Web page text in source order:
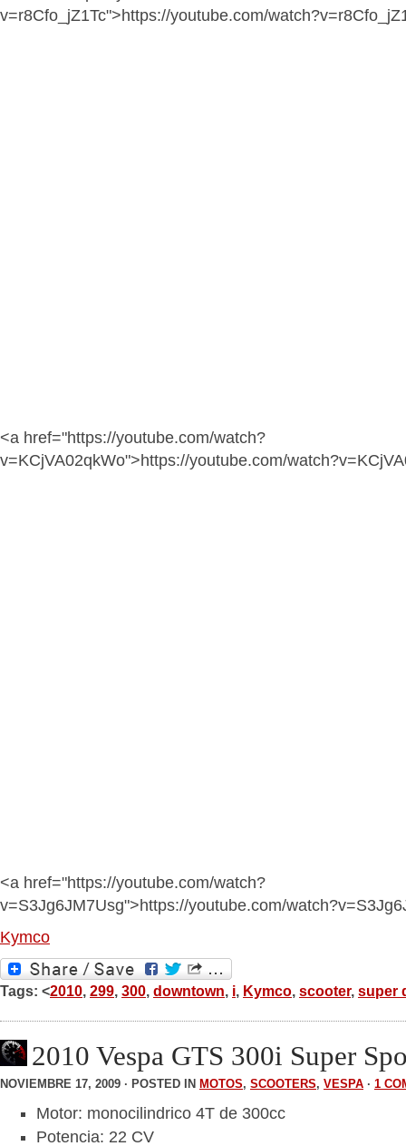
v=r8Cfo_jZ1Tc">https://youtube.com/
<a href="https://youtube.com/watch?
v=KCjVA02qkWo">https://youtube.com/
<a href="https://youtube.com/watch?
v=S3Jg6JM7Usg">https://youtube.com/
Kymco
Tags: <2010, 299, 300, downtown, i, Kymco, scooter, super
2010 Vespa GTS 300i Super
NOVIEMBRE 17, 2009 · POSTED IN MOTOS, SCOOTERS, VESPA · 1
Motor: monocilindrico 4T de 300cc
Potencia: 22 CV